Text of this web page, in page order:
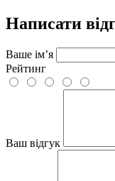
Написати
Ваше ім’я
Рейтинг
Ваш відгук